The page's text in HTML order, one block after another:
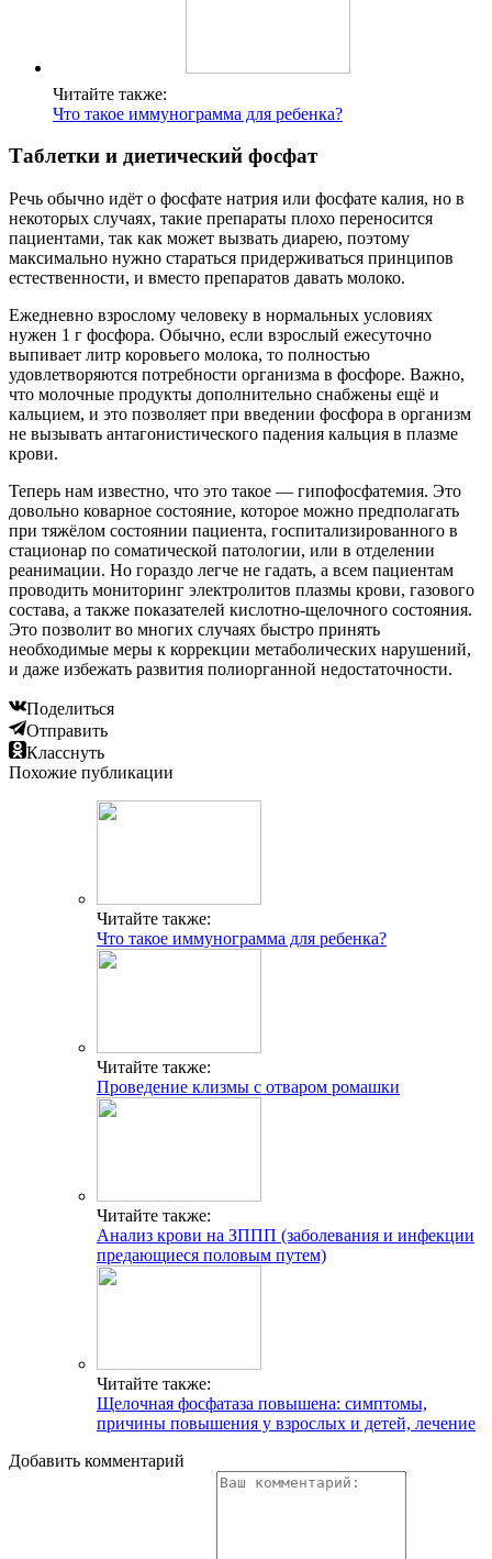
Читайте также:
Что такое иммунограмма для ребенка?
Таблетки и диетический фосфат
Речь обычно идёт о фосфате натрия или фосфате калия, но в
некоторых случаях, такие препараты плохо переносится
пациентами, так как может вызвать диарею, поэтому
максимально нужно стараться придерживаться принципов
естественности, и вместо препаратов давать молоко.
Ежедневно взрослому человеку в нормальных условиях
нужен 1 г фосфора. Обычно, если взрослый ежесуточно
выпивает литр коровьего молока, то полностью
удовлетворяются потребности организма в фосфоре. Важно,
что молочные продукты дополнительно снабжены ещё и
кальцием, и это позволяет при введении фосфора в организм
не вызывать антагонистического падения кальция в плазме
крови.
Теперь нам известно, что это такое — гипофосфатемия. Это
довольно коварное состояние, которое можно предполагать
при тяжёлом состоянии пациента, госпитализированного в
стационар по соматической патологии, или в отделении
реанимации. Но гораздо легче не гадать, а всем пациентам
проводить мониторинг электролитов плазмы крови, газового
состава, а также показателей кислотно-щелочного состояния.
Это позволит во многих случаях быстро принять
необходимые меры к коррекции метаболических нарушений,
и даже избежать развития полиорганной недостаточности.
Поделиться
Отправить
Класснуть
Похожие публикации
Читайте также:
Что такое иммунограмма для ребенка?
Читайте также:
Проведение клизмы с отваром ромашки
Читайте также:
Анализ крови на ЗППП (заболевания и инфекции
предающиеся половым путем)
Читайте также:
Щелочная фосфатаза повышена: симптомы,
причины повышения у взрослых и детей, лечение
Добавить комментарий